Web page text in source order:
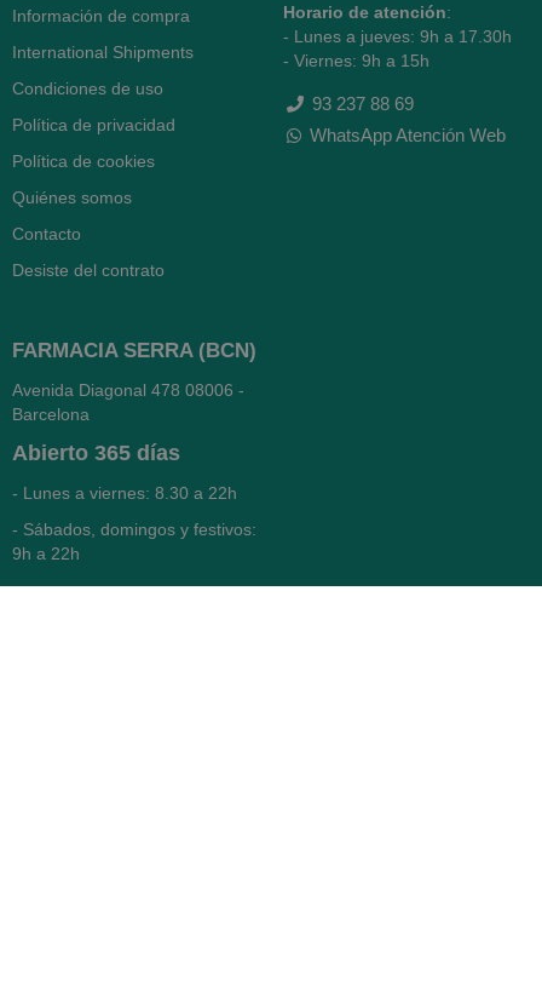
Información de compra
International Shipments
Condiciones de uso
Política de privacidad
Política de cookies
Quiénes somos
Contacto
Desiste del contrato
Horario de atención:
- Lunes a jueves: 9h a 17.30h
- Viernes: 9h a 15h
93 237 88 69
WhatsApp Atención Web
FARMACIA SERRA (BCN)
Avenida Diagonal 478 08006 -
Barcelona
Abierto 365 días
- Lunes a viernes: 8.30 a 22h
- Sábados, domingos y festivos:
9h a 22h